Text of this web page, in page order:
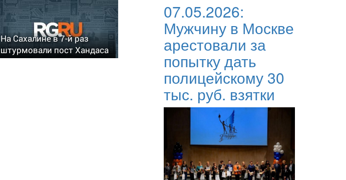
На Сахалине в 7-й раз
штурмовали пост Хандаса
07.05.2026:
Мужчину в Москве
арестовали за
попытку дать
полицейскому 30
тыс. руб. взятки